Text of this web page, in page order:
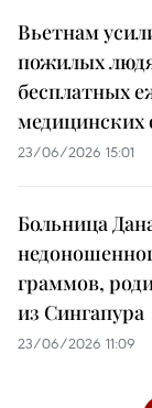
Вьетнам
пожилых
бесплатных
медицинских
23/06/2026 15:01
Больница
граммов,
из Сингапура
23/06/2026 11:09